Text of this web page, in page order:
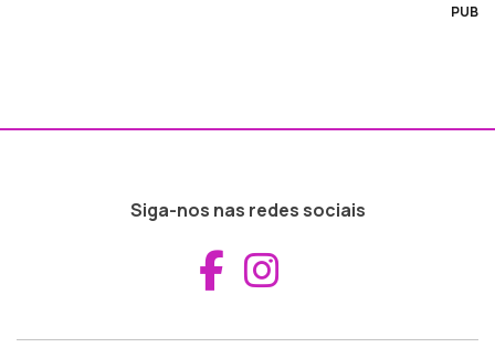
PUB
Siga-nos nas redes sociais
Aceder ao